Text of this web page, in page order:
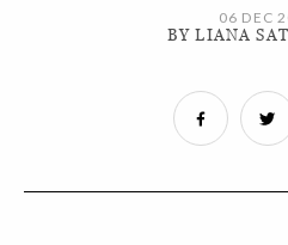
06 DEC
BY LIANA